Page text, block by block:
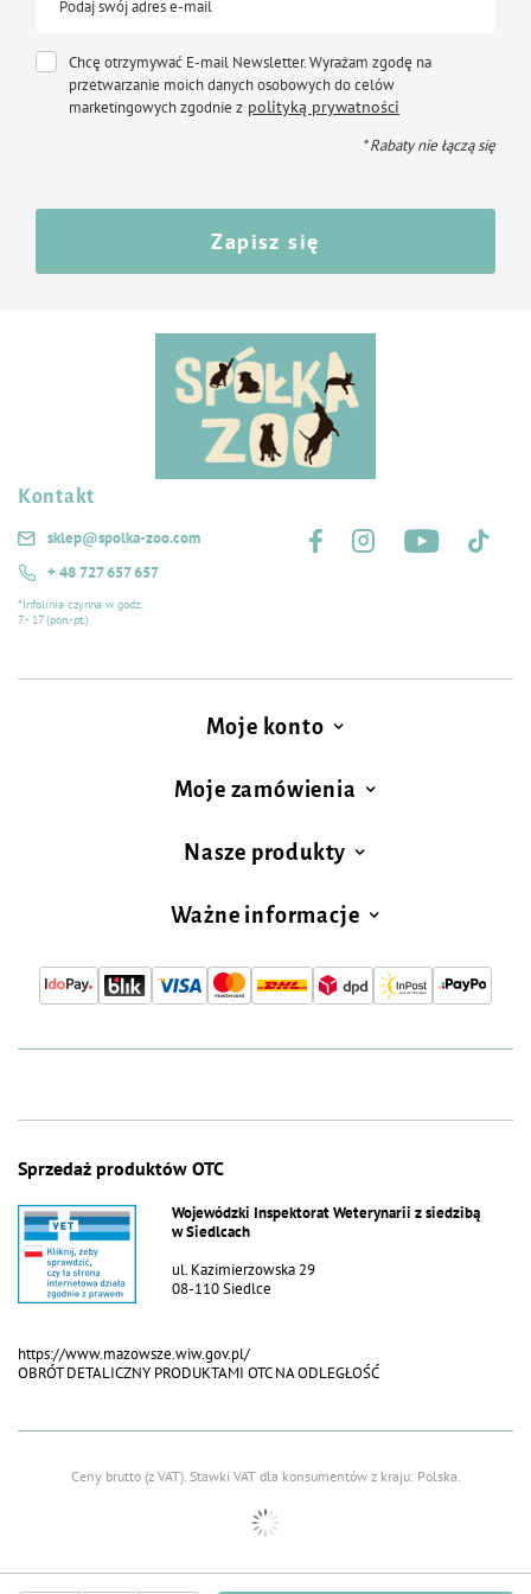
Podaj swój adres e-mail
Chcę otrzymywać E-mail Newsletter. Wyrażam zgodę na
przetwarzanie moich danych osobowych do celów
marketingowych zgodnie z polityką prywatności
* Rabaty nie łączą się
Zapisz się
Kontakt
sklep@spolka-zoo.com
+ 48 727 657 657
*Infolinia czynna w godz.
7 - 17 (pon.-pt.)
Moje konto
Moje zamówienia
Nasze produkty
Ważne informacje
Sprzedaż produktów OTC
Wojewódzki Inspektorat Weterynarii z siedzibą
w Siedlcach
ul. Kazimierzowska 29
08-110 Siedlce
https://www.mazowsze.wiw.gov.pl/
OBRÓT DETALICZNY PRODUKTAMI OTC NA ODLEGŁOŚĆ
Ceny brutto (z VAT). Stawki VAT dla konsumentów z kraju: Polska